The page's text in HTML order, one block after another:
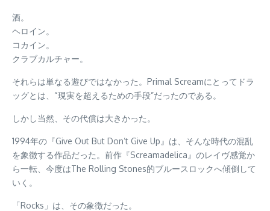
酒。
ヘロイン。
コカイン。
クラブカルチャー。
それらは単なる遊びではなかった。Primal Screamにとってドラ
ッグとは、“現実を超えるための手段”だったのである。
しかし当然、その代償は大きかった。
1994年の『Give Out But Don’t Give Up』は、そんな時代の混乱
を象徴する作品だった。前作『Screamadelica』のレイヴ感覚か
ら一転、今度はThe Rolling Stones的ブルースロックへ傾倒して
いく。
「Rocks」は、その象徴だった。